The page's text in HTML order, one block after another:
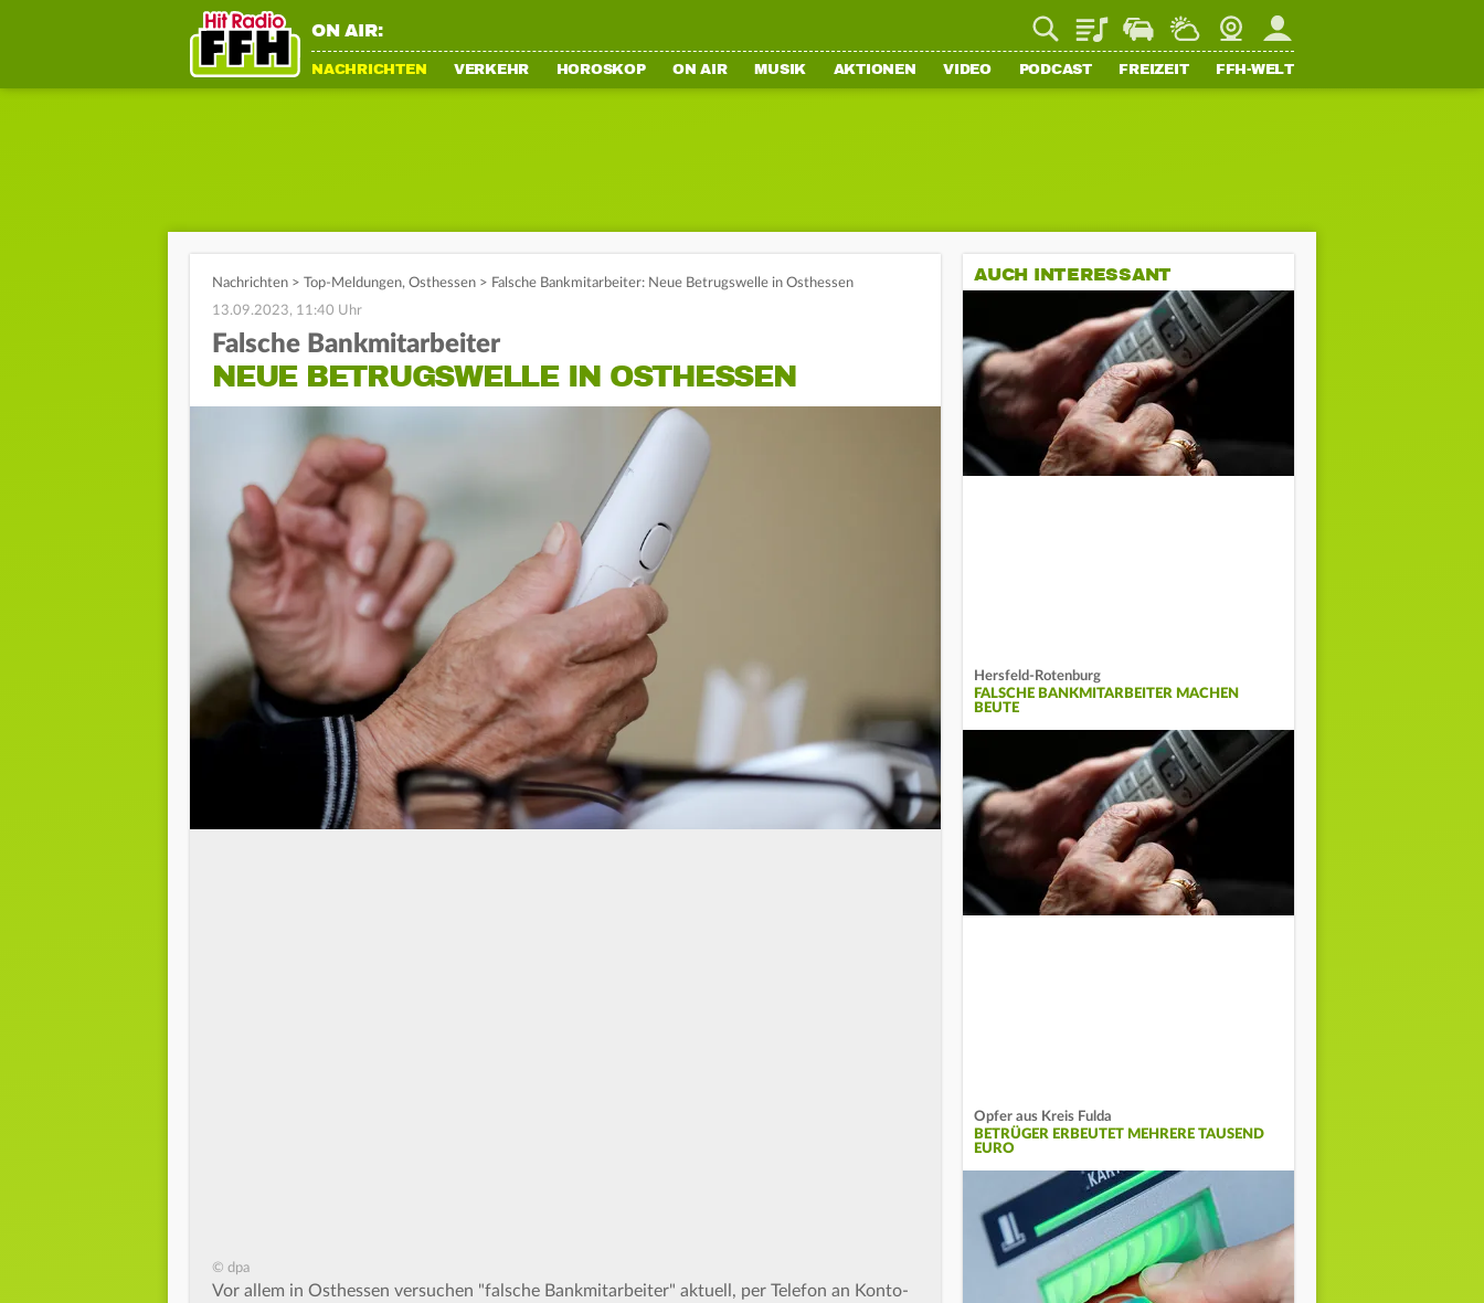
ON AIR: PlaylistStaupilotWetterWebcamMein FFH
NACHRICHTEN VERKEHR HOROSKOP ON AIR MUSIK AKTIONEN VIDEO PODCAST FREIZEIT FFH-WELT
Nachrichten > Top-Meldungen, Osthessen > Falsche Bankmitarbeiter: Neue Betrugswelle in Osthessen
13.09.2023, 11:40 Uhr
Falsche Bankmitarbeiter
NEUE BETRUGSWELLE IN OSTHESSEN
© dpa
Vor allem in Osthessen versuchen "falsche Bankmitarbeiter" aktuell, per Telefon an Konto-
AUCH INTERESSANT
Hersfeld-Rotenburg
FALSCHE BANKMITARBEITER MACHEN
BEUTE
Opfer aus Kreis Fulda
BETRÜGER ERBEUTET MEHRERE TAUSEND
EURO